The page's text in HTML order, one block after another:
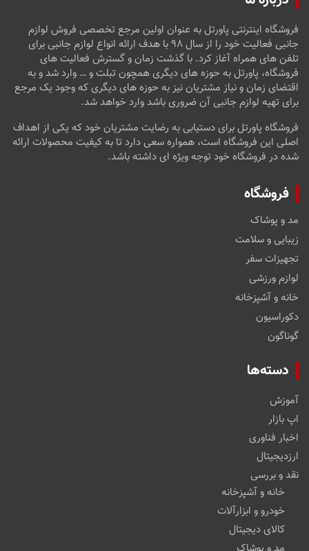
فروشگاه اینترنتی پاورتل به عنوان اولین مرجع تخصصی فروش لوازم
جانبی فعالیت خود را از سال ۹۸ با هدف ارائه انواع لوازم جانبی برای
تلفن های همراه آغاز کرد. با گذشت زمان و گسترش فعالیت های
فروشگاه، پاورتل به حوزه های دیگری همچون تبلت و … وارد شد و به
اقتضای زمان و نیاز مشتریان نیز به حوزه های دیگری که وجود یک مرجع
برای تهیه لوازم جانبی آن ضروری باشد وارد خواهد شد.
فروشگاه پاورتل برای دستیابی به رضایت مشتریان خود که یکی از اهداف
اصلی این فروشگاه است، همواره سعی دارد تا به کیفیت محصولات ارائه
شده در فروشگاه خود توجه ویژه ای داشته باشد.
فروشگاه
مد و پوشاک
زیبایی و سلامت
تجهیزات سفر
لوازم ورزشی
خانه و آشپزخانه
دکوراسیون
گوناگون
دسته‌ها
آموزش
اپ بازار
اخبار فناوری
ارزدیجیتال
نقد و بررسی
خانه و آشپزخانه
خودرو و ابزارآلات
کالای دیجیتال